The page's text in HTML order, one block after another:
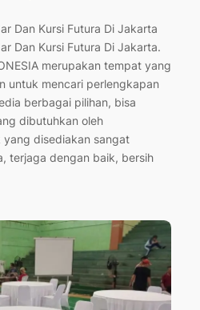
Dan Kursi Futura Di Jakarta
Dan Kursi Futura Di Jakarta.
merupakan tempat yang
untuk mencari perlengkapan
berbagai pilihan, bisa
dibutuhkan oleh
disediakan sangat
terjaga dengan baik, bersih